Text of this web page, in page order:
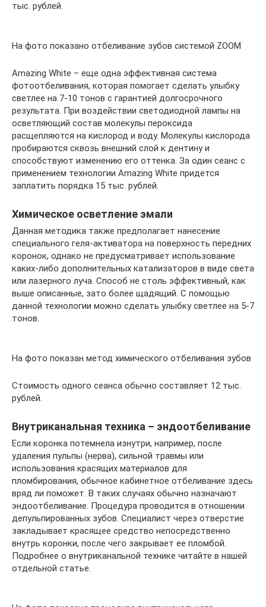
тыс. рублей.
На фото показано отбеливание зубов системой ZOOM
Amazing White – еще одна эффективная система
фотоотбеливания, которая помогает сделать улыбку
светлее на 7-10 тонов с гарантией долгосрочного
результата. При воздействии светодиодной лампы на
осветляющий состав молекулы пероксида
расщепляются на кислород и воду. Молекулы кислорода
пробираются сквозь внешний слой к дентину и
способствуют изменению его оттенка. За один сеанс с
применением технологии Amazing White придется
заплатить порядка 15 тыс. рублей.
Химическое осветление эмали
Данная методика также предполагает нанесение
специального геля-активатора на поверхность передних
коронок, однако не предусматривает использование
каких-либо дополнительных катализаторов в виде света
или лазерного луча. Способ не столь эффективный, как
выше описанные, зато более щадящий. С помощью
данной технологии можно сделать улыбку светлее на 5-7
тонов.
На фото показан метод химического отбеливания зубов
Стоимость одного сеанса обычно составляет 12 тыс.
рублей.
Внутриканальная техника – эндоотбеливание
Если коронка потемнела изнутри, например, после
удаления пульпы (нерва), сильной травмы или
использования красящих материалов для
пломбирования, обычное кабинетное отбеливание здесь
вряд ли поможет. В таких случаях обычно назначают
эндоотбеливание. Процедура проводится в отношении
депульпированных зубов. Специалист через отверстие
закладывает красящее средство непосредственно
внутрь коронки, после чего закрывает ее пломбой.
Подробнее о внутриканальной технике читайте в нашей
отдельной статье.